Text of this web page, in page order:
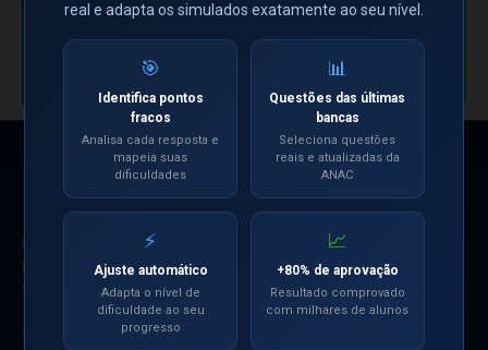
CANAL OFICIAL
Siga nosso Canal
no WhatsApp
Entrar no Canal
Referência nacional na preparação
para as Bancas Oficiais da ANAC
desde 2008.
RESPONSABILIDADE SOCIAL
NAVEGAÇÃO
🤖 Simulados com IA
📋 Pré-Bancas
🎬 Videoaulas
real e adapta os simulados exatamente ao seu nível.
🎯
Identifica pontos
fracos
Analisa cada resposta e
mapeia suas
dificuldades
📊
Questões das últimas
bancas
Seleciona questões
reais e atualizadas da
ANAC
⚡
Ajuste automático
Adapta o nível de
dificuldade ao seu
progresso
📈
+80% de aprovação
Resultado comprovado
com milhares de alunos